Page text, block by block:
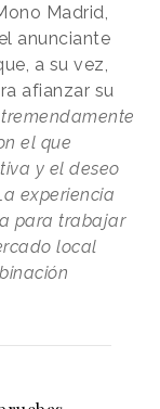
Madrid,
anunciante
a su vez,
afianzar su
tremendamente
el que
y el deseo
experiencia
para trabajar
local